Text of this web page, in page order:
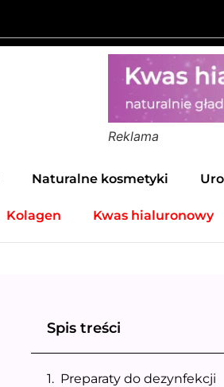
Reklama
Naturalne kosmetyki
Kolagen Kwas hialuronowy
Spis treści
Preparaty do dezynfekcji